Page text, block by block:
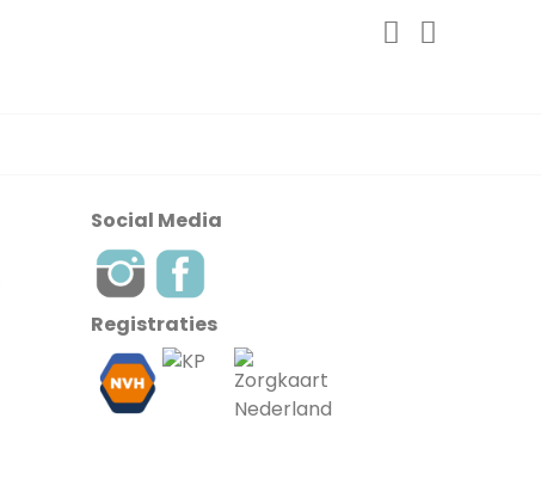
Social Media
Registraties